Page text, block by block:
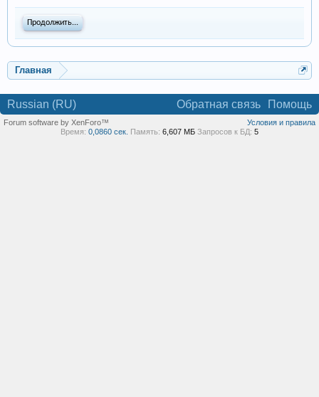
Продолжить...
Главная
Russian (RU) Обратная связь Помощь
Условия и правила
Forum software by XenForo™
Время: 0,0860 сек. Память: 6,607 МБ Запросов к БД: 5